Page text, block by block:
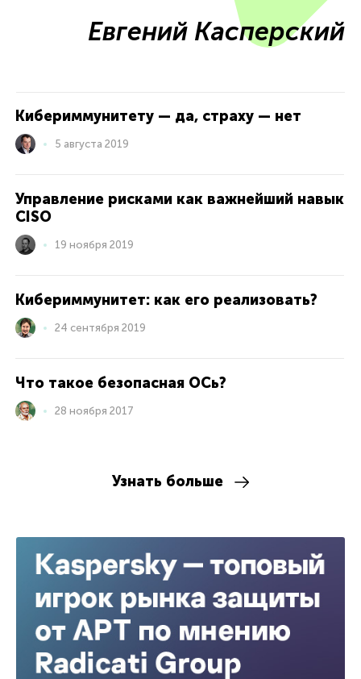
Евгений Касперский
Кибериммунитету — да, страху — нет
5 августа 2019
Управление рисками как важнейший навык
CISO
19 ноября 2019
Кибериммунитет: как его реализовать?
24 сентября 2019
Что такое безопасная ОСь?
28 ноября 2017
Узнать больше